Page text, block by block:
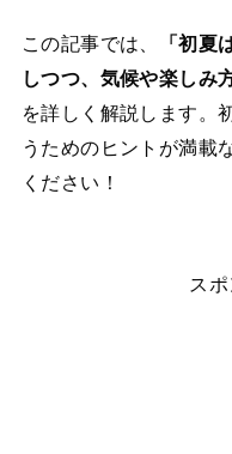
この記事では、
「初夏
しつつ、気候や楽しみ
を詳しく解説します。
うためのヒントが満載
ください！
ス